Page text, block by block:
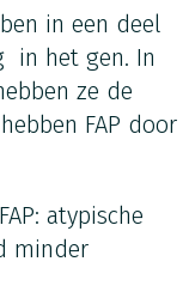
in een deel
in het gen. In
ze de
FAP door
atypische
minder